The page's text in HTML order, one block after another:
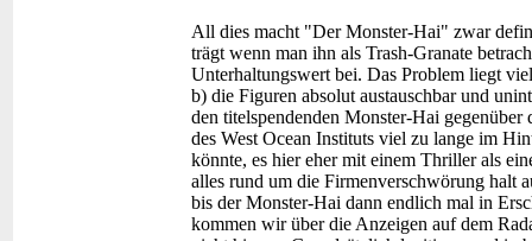
All dies macht "Der Monster-Hai" zwar
trägt wenn man ihn als Trash-Granate
Unterhaltungswert bei. Das Problem liegt
b) die Figuren absolut austauschbar und
den titelspendenden Monster-Hai
des West Ocean Instituts viel zu lange im
könnte, es hier eher mit einem Thriller als
alles rund um die Firmenverschwörung halt
bis der Monster-Hai dann endlich mal in
kommen wir über die Anzeigen auf dem